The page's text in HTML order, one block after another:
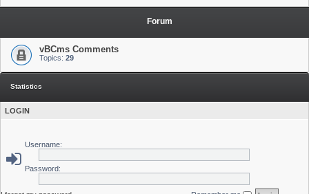
Forum
vBCms Comments
Topics: 29
Statistics
LOGIN
Username:
Password: